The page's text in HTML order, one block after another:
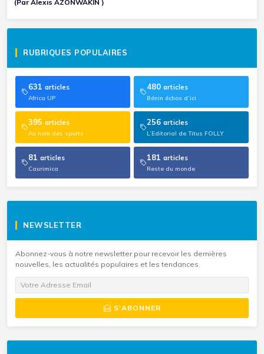
(Par Alexis AZONWAKIN )
RUBRIQUES POPULAIRES
631 articles
Africa UP
480 articles
Bénin échos d’ici
395 articles
Au nom des sports
256 articles
L’Editorial de Titus FOLLY
81 articles
Caurimica
181 articles
Reste du monde
NEWSLETTER
Abonnez-vous à notre newsletter pour recevoir les dernières
nouvelles, les actualités populaires et les tendances.
S'ABONNER